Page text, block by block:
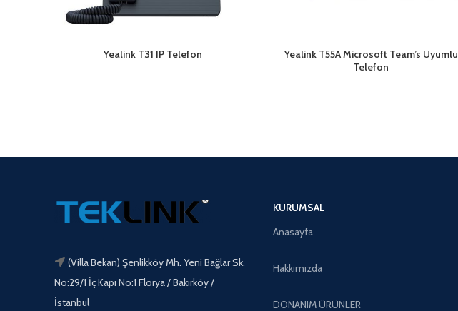
Yealink T31 IP Telefon
Yealink T55A Microsoft Team’s Uyumlu
Telefon
(Villa Bekan) Şenlikköy Mh. Yeni Bağlar Sk.
No:29/1 İç Kapı No:1 Florya / Bakırköy /
İstanbul
KURUMSAL
Anasayfa
Hakkımızda
DONANIM ÜRÜNLER